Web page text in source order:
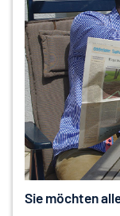
Sie möchten